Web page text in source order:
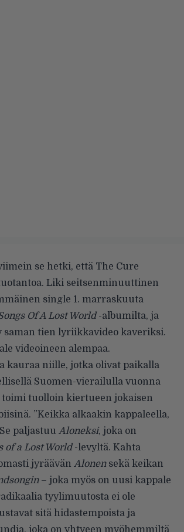
se hetki, että The Cure
Liki seitsenminuuttinen
single 1. marraskuuta
Of A Lost World-albumilta, ja
saman tien lyriikkavideo kaveriksi.
videoineen alempaa.
kauraa niille, jotka olivat paikalla
Suomen-vierailulla vuonna
toimi tuolloin kiertueen jokaisen
”Keikka alkaakin kappaleella,
paljastuu Aloneksi, joka on
of a Lost World-levyltä. Kahta
jyräävän Alonensekä keikan
– joka myös on uusi kappale
tyylimuutosta ei ole
sitä hidastempoista ja
joka on yhtyeen myöhemmiltä